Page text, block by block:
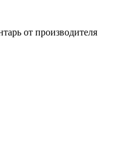
от производителя